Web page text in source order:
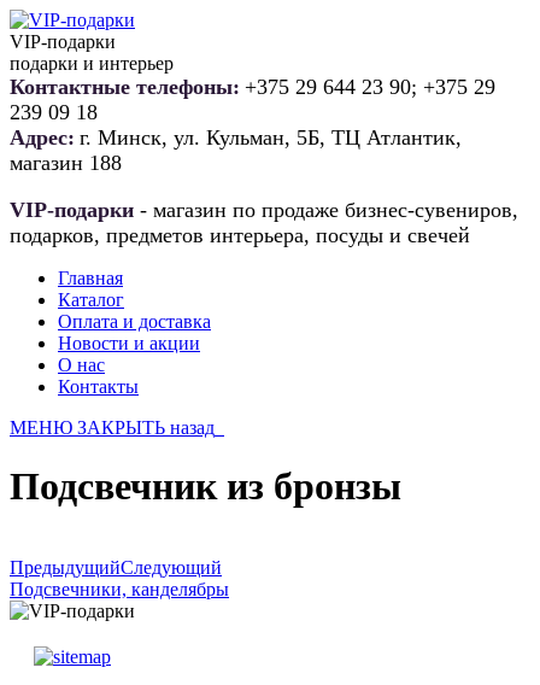
VIP-подарки
подарки и интерьер
Контактные телефоны: +375 29 644 23 90; +375 29
239 09 18
Адрес: г. Минск, ул. Кульман, 5Б, ТЦ Атлантик,
магазин 188
VIP-подарки - магазин по продаже бизнес-сувениров,
подарков, предметов интерьера, посуды и свечей
Главная
Каталог
Оплата и доставка
Новости и акции
О нас
Контакты
МЕНЮ ЗАКРЫТЬ назад
Подсвечник из бронзы
ПредыдущийСледующий
Подсвечники, канделябры